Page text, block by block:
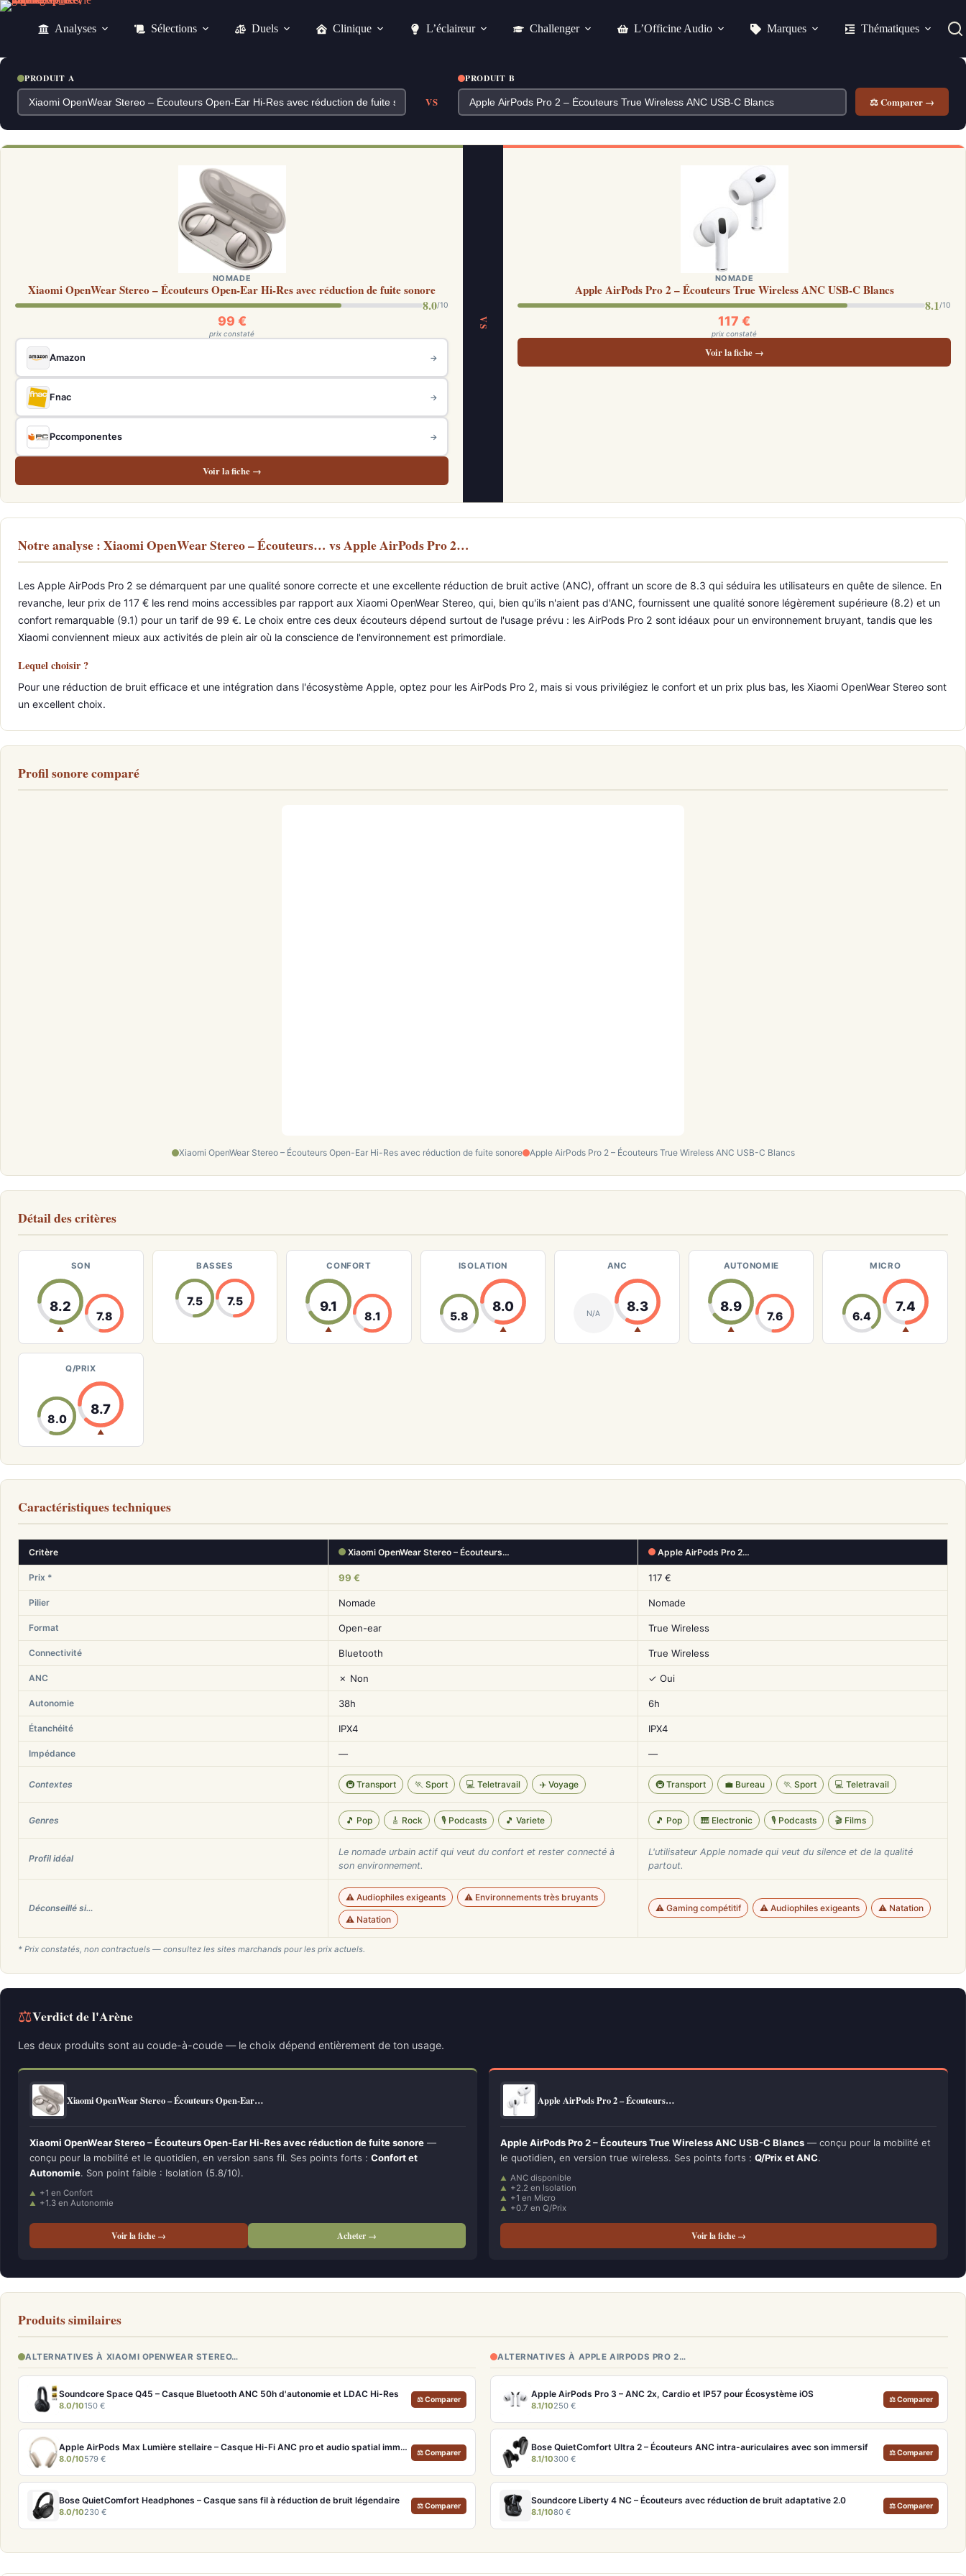
Passer
Analyses Sélections Duels Clinique L’éclaireur Challenger L’Officine Audio Marques Thématiques
PRODUIT A
VS
PRODUIT B
⚖ Comparer →
NOMADE
Xiaomi OpenWear Stereo – Écouteurs Open-Ear Hi-Res avec réduction de fuite sonore
8.0/10
99 €
prix constaté
Amazon →
Fnac →
Pccomponentes →
Voir la fiche →
VS
NOMADE
Apple AirPods Pro 2 – Écouteurs True Wireless ANC USB-C Blancs
8.1/10
117 €
prix constaté
Voir la fiche →
Notre analyse : Xiaomi OpenWear Stereo – Écouteurs… vs Apple AirPods Pro 2…
Les Apple AirPods Pro 2 se démarquent par une qualité sonore correcte et une excellente réduction de bruit active (ANC), offrant un score de 8.3 qui séduira les utilisateurs en quête de silence. En
revanche, leur prix de 117 € les rend moins accessibles par rapport aux Xiaomi OpenWear Stereo, qui, bien qu'ils n'aient pas d'ANC, fournissent une qualité sonore légèrement supérieure (8.2) et un
confort remarquable (9.1) pour un tarif de 99 €. Le choix entre ces deux écouteurs dépend surtout de l'usage prévu : les AirPods Pro 2 sont idéaux pour un environnement bruyant, tandis que les
Xiaomi conviennent mieux aux activités de plein air où la conscience de l'environnement est primordiale.
Lequel choisir ?
Pour une réduction de bruit efficace et une intégration dans l'écosystème Apple, optez pour les AirPods Pro 2, mais si vous privilégiez le confort et un prix plus bas, les Xiaomi OpenWear Stereo sont
un excellent choix.
Profil sonore comparé
Xiaomi OpenWear Stereo – Écouteurs Open-Ear Hi-Res avec réduction de fuite sonore Apple AirPods Pro 2 – Écouteurs True Wireless ANC USB-C Blancs
Détail des critères
SON
8.2
▲
7.8
BASSES
7.5 7.5
CONFORT
9.1
▲
8.1
ISOLATION
5.8
8.0
▲
ANC
N/A 8.3
▲
AUTONOMIE
8.9
▲
7.6
MICRO
6.4
7.4
▲
Q/PRIX
8.0
8.7
▲
Caractéristiques techniques
Critère Xiaomi OpenWear Stereo – Écouteurs… Apple AirPods Pro 2…
Prix * 99 € 117 €
Pilier Nomade Nomade
Format Open-ear True Wireless
Connectivité Bluetooth True Wireless
ANC ✗ Non ✓ Oui
Autonomie 38h 6h
Étanchéité IPX4 IPX4
Impédance — —
Contextes 🚇 Transport 🏃 Sport 💻 Teletravail ✈️ Voyage 🚇 Transport 💼 Bureau 🏃 Sport 💻 Teletravail
Genres 🎵 Pop 🎸 Rock 🎙️ Podcasts 🎵 Variete 🎵 Pop 🎹 Electronic 🎙️ Podcasts 🎬 Films
Profil idéal
Le nomade urbain actif qui veut du confort et rester connecté à
son environnement.
L'utilisateur Apple nomade qui veut du silence et de la qualité
partout.
Déconseillé si…
⚠️ Audiophiles exigeants ⚠️ Environnements très bruyants
⚠️ Natation
⚠️ Gaming compétitif ⚠️ Audiophiles exigeants ⚠️ Natation
* Prix constatés, non contractuels — consultez les sites marchands pour les prix actuels.
⚖Verdict de l'Arène
Les deux produits sont au coude-à-coude — le choix dépend entièrement de ton usage.
Xiaomi OpenWear Stereo – Écouteurs Open-Ear…
Xiaomi OpenWear Stereo – Écouteurs Open-Ear Hi-Res avec réduction de fuite sonore —
conçu pour la mobilité et le quotidien, en version sans fil. Ses points forts : Confort et
Autonomie. Son point faible : Isolation (5.8/10).
+1 en Confort
+1.3 en Autonomie
Voir la fiche → Acheter →
Apple AirPods Pro 2 – Écouteurs…
Apple AirPods Pro 2 – Écouteurs True Wireless ANC USB-C Blancs — conçu pour la mobilité et
le quotidien, en version true wireless. Ses points forts : Q/Prix et ANC.
ANC disponible
+2.2 en Isolation
+1 en Micro
+0.7 en Q/Prix
Voir la fiche →
Produits similaires
ALTERNATIVES À XIAOMI OPENWEAR STEREO…
Soundcore Space Q45 – Casque Bluetooth ANC 50h d'autonomie et LDAC Hi-Res
8.0/10150 €
⚖ Comparer
Apple AirPods Max Lumière stellaire – Casque Hi-Fi ANC pro et audio spatial immersif
8.0/10579 €
⚖ Comparer
Bose QuietComfort Headphones – Casque sans fil à réduction de bruit légendaire
8.0/10230 €
⚖ Comparer
ALTERNATIVES À APPLE AIRPODS PRO 2…
Apple AirPods Pro 3 – ANC 2x, Cardio et IP57 pour Écosystème iOS
8.1/10250 €
⚖ Comparer
Bose QuietComfort Ultra 2 – Écouteurs ANC intra-auriculaires avec son immersif
8.1/10300 €
⚖ Comparer
Soundcore Liberty 4 NC – Écouteurs avec réduction de bruit adaptative 2.0
8.1/1080 €
⚖ Comparer